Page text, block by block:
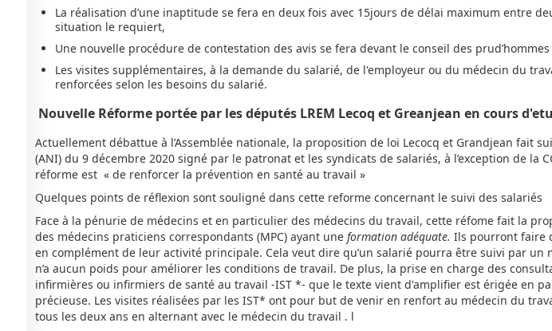
La réalisation d’une inaptitude se fera en deux fois avec 15jours de délai maximum entre
situation le requiert,
Une nouvelle procédure de contestation des avis se fera devant le conseil des
Les visites supplémentaires, à la demande du salarié, de l'employeur ou du médecin du
renforcées selon les besoins du salarié.
Nouvelle Réforme portée par les députés LREM Lecoq et Greanjean en cours
Actuellement débattue à l’Assemblée nationale, la proposition de loi Lecocq et Grandjean fait
(ANI) du 9 décembre 2020 signé par le patronat et les syndicats de salariés, à l’exception de la
réforme est « de renforcer la prévention en santé au travail »
Quelques points de réflexion sont souligné dans cette reforme concernant le suivi des salariés
Face à la pénurie de médecins et en particulier des médecins du travail, cette réfome fait la
des médecins praticiens correspondants (MPC) ayant une formation adéquate. Ils pourront faire
en complément de leur activité principale. Cela veut dire qu’un salarié pourra être suivi par un
n’a aucun poids pour améliorer les conditions de travail. De plus, la prise en charge des
infirmières ou infirmiers de santé au travail -IST *- que le texte vient d'amplifier est érigée en
précieuse. Les visites réalisées par les IST* ont pour but de venir en renfort au médecin du
tous les deux ans en alternant avec le médecin du travail . l